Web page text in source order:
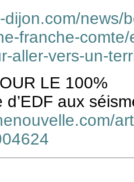
dijon.com/news/
franche-
aller-vers-un-
LE 100%
d’EDF aux